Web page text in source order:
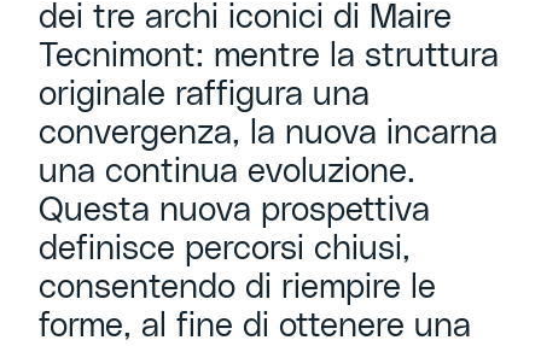
dei tre archi iconici di Maire
Tecnimont: mentre la struttura
originale raffigura una
convergenza, la nuova incarna
una continua evoluzione.
Questa nuova prospettiva
definisce percorsi chiusi,
consentendo di riempire le
forme, al fine di ottenere una